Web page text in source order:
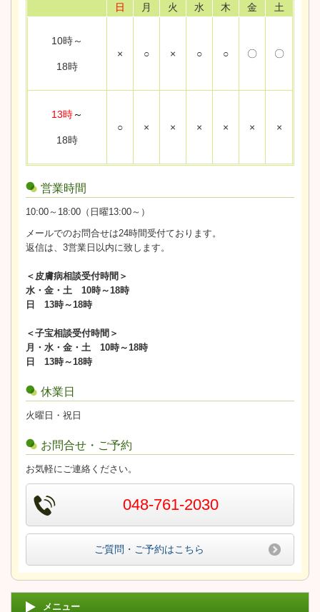
日 月 火 水 木 金 土
10時～
18時
× ○ × ○ ○ 〇 〇
13時～
18時
○ × × × × × ×
営業時間
10:00～18:00（日曜13:00～）
メールでのお問合せは24時間受付ております。
返信は、3営業日以内に致します。
＜皮膚病相談受付時間＞
水・金・土 10時～18時
日 13時～18時
＜子宝相談受付時間＞
月・水・金・土 10時～18時
日 13時～18時
休業日
火曜日・祝日
お問合せ・ご予約
お気軽にご連絡ください。
048-761-2030
ご質問・ご予約はこちら
メニュー